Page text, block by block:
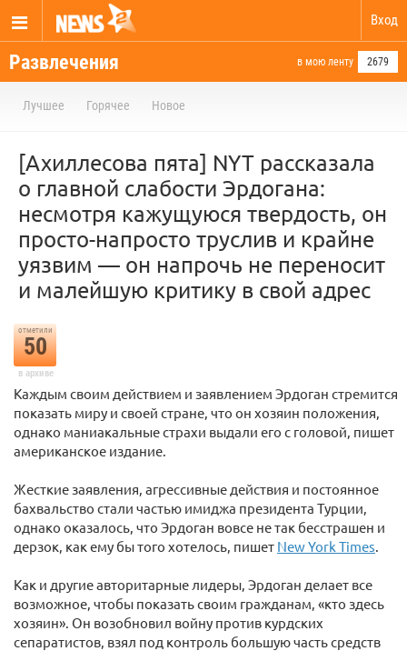
Вход
Развлечения в мою ленту 2679
Лучшее Горячее Новое
[Ахиллесова пята] NYT рассказала
о главной слабости Эрдогана:
несмотря кажущуюся твердость, он
просто-напросто труслив и крайне
уязвим — он напрочь не переносит
и малейшую критику в свой адрес
отметили
50
в архиве
Каждым своим действием и заявлением Эрдоган стремится
показать миру и своей стране, что он хозяин положения,
однако маниакальные страхи выдали его с головой, пишет
американское издание.
Жесткие заявления, агрессивные действия и постоянное
бахвальство стали частью имиджа президента Турции,
однако оказалось, что Эрдоган вовсе не так бесстрашен и
дерзок, как ему бы того хотелось, пишет New York Times.
Как и другие авторитарные лидеры, Эрдоган делает все
возможное, чтобы показать своим гражданам, «кто здесь
хозяин». Он возобновил войну против курдских
сепаратистов, взял под контроль большую часть средств